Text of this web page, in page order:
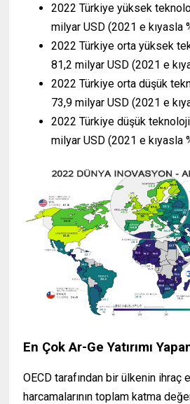
2022 Türkiye yüksek
milyar USD (2021 e kıyasla
2022 Türkiye orta yüksek
81,2 milyar USD (2021 e
2022 Türkiye orta düşük
73,9 milyar USD (2021 e
2022 Türkiye düşük
milyar USD (2021 e kıyasla
En Çok Ar-Ge Yatırımı
OECD tarafından bir ülkenin ihraç
harcamalarının toplam katma